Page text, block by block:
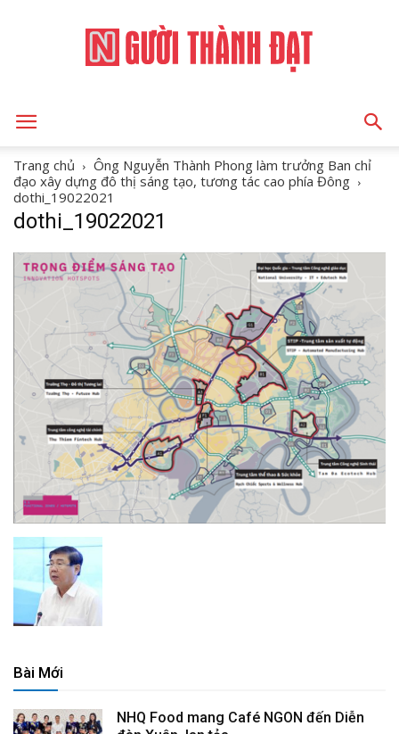
ĐẠT
Trang chủ
Ông Nguyễn Thành Phong làm trưởng Ban chỉ
đạo xây dựng đô thị sáng tạo, tương tác cao phía Đông
dothi_19022021
dothi_19022021
Bài Mới
NHQ Food mang Café NGON đến Diễn